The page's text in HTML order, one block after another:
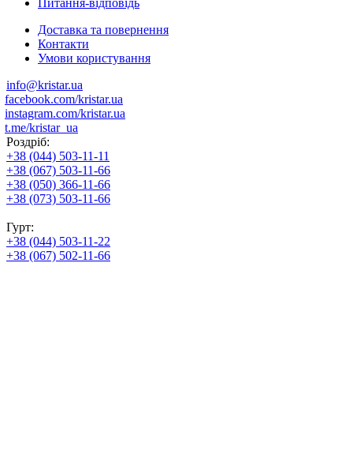
Питання-відповідь
Доставка та повернення
Контакти
Умови користування
info@kristar.ua
facebook.com/kristar.ua
instagram.com/kristar.ua
t.me/kristar_ua
Роздріб:
+38 (044) 503-11-11
+38 (067) 503-11-66
+38 (050) 366-11-66
+38 (073) 503-11-66
Гурт:
+38 (044) 503-11-22
+38 (067) 502-11-66